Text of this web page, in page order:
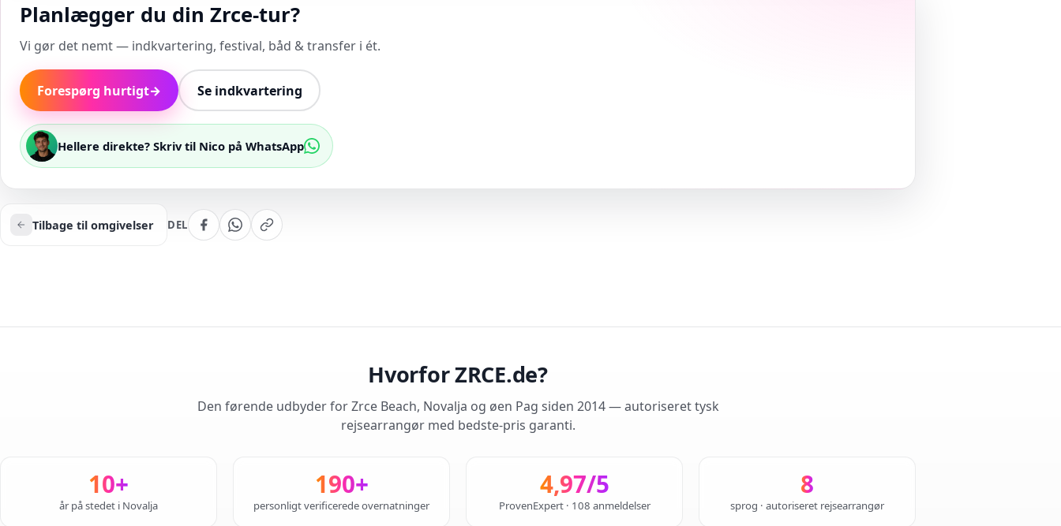
Planlægger du din Zrce-tur?
Vi gør det nemt — indkvartering, festival, båd & transfer i ét.
Forespørg hurtigt→ Se indkvartering
Hellere direkte? Skriv til Nico på WhatsApp
Tilbage til omgivelser DEL
Hvorfor ZRCE.de?
Den førende udbyder for Zrce Beach, Novalja og øen Pag siden 2014 — autoriseret tysk
rejsearrangør med bedste-pris garanti.
10+
år på stedet i Novalja
190+
personligt verificerede overnatninger
4,97/5
ProvenExpert · 108 anmeldelser
8
sprog · autoriseret rejsearrangør